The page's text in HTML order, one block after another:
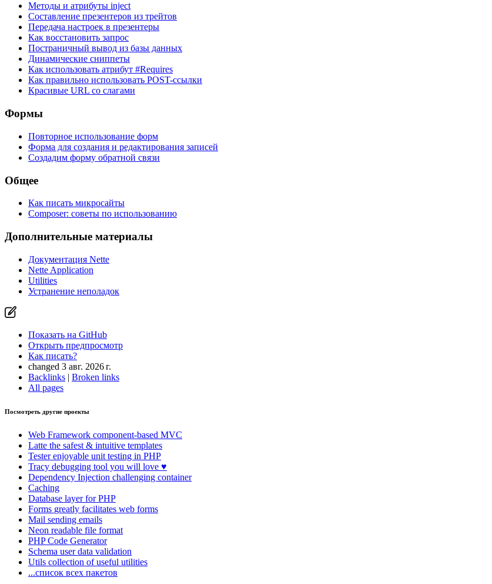
Методы и атрибуты inject
Составление презентеров из трейтов
Передача настроек в презентеры
Как восстановить запрос
Постраничный вывод из базы данных
Динамические сниппеты
Как использовать атрибут #Requires
Как правильно использовать POST-ссылки
Красивые URL со слагами
Формы
Повторное использование форм
Форма для создания и редактирования записей
Создадим форму обратной связи
Общее
Как писать микросайты
Composer: советы по использованию
Дополнительные материалы
Документация Nette
Nette Application
Utilities
Устранение неполадок
Показать на GitHub
Открыть предпросмотр
Как писать?
changed 3 авг. 2026 г.
Backlinks | Broken links
All pages
Посмотреть другие проекты
Web Framework component-based MVC
Latte the safest & intuitive templates
Testerenjoyable unit testing in PHP
Tracy debugging tool you will love ♥
Dependency Injection challenging container
Caching
Database layer for PHP
Forms greatly facilitates web forms
Mail sending emails
Neon readable file format
PHP Code Generator
Schema user data validation
Utils collection of useful utilities
...список всех пакетов